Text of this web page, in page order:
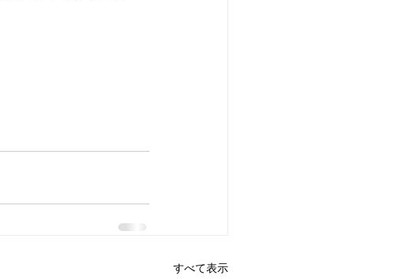
すべて表示